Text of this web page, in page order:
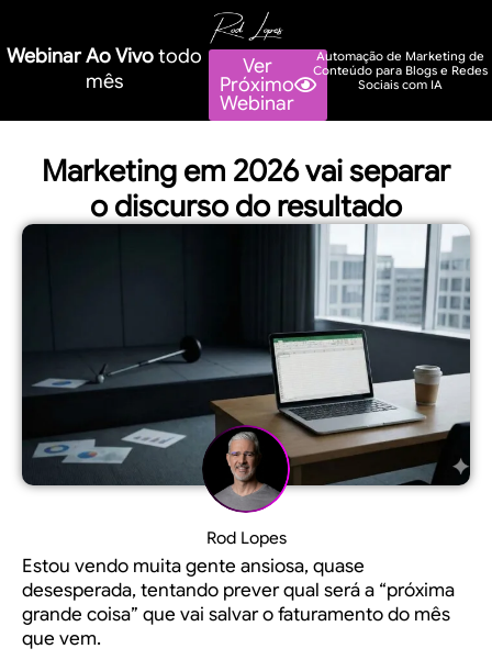
Webinar Ao Vivotodo
mês
Ver
Próximo
Webinar
Automação de Marketing de
Conteúdo para Blogs e Redes
Sociais com IA
Marketing em 2026 vai separar
o discurso do resultado
Rod Lopes
Estou vendo muita gente ansiosa, quase
desesperada, tentando prever qual será a “próxima
grande coisa” que vai salvar o faturamento do mês
que vem.